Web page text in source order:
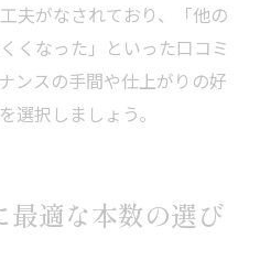
夫がなされており、「他の
くなった」といった口コミ
ンスの手間や仕上がりの好
選択しましょう。
最適な本数の選び